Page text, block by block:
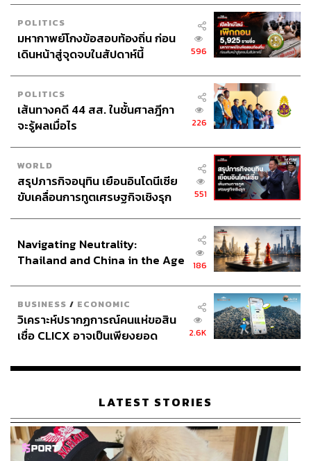
POLITICS
มหากาพย์โกงข้อสอบท้องถิ่น ก่อน
เดินหน้าสู่จุดจบในสัปดาห์นี้
596
POLITICS
เส้นทางคดี 44 สส. ในชั้นศาลฎีกา
จะรู้ผลเมื่อไร
226
WORLD
สรุปภารกิจอนุทิน เยือนอินโดนีเซีย
ขับเคลื่อนการทูตเศรษฐกิจเชิงรุก
551
Navigating Neutrality:
Thailand and China in the Age
186
BUSINESS / ECONOMIC
วิเคราะห์ปรากฏการณ์คนแห่ขอสิน
เชื่อ CLICX อาจเป็นเพียงยอด
เรือนไทยที่ถูกซุกไว้
2.6K
LATEST STORIES